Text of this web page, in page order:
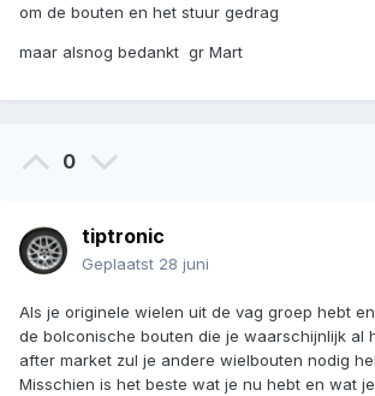
om de bouten en het stuur gedrag
maar alsnog bedankt gr Mart
0
tiptronic
Geplaatst 28 juni
Als je originele wielen uit de vag groep hebt
de bolconische bouten die je waarschijnlijk al
after market zul je andere wielbouten nodig
Misschien is het beste wat je nu hebt en wat